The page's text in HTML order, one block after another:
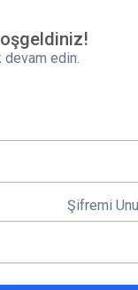
devam edin.
Şifremi